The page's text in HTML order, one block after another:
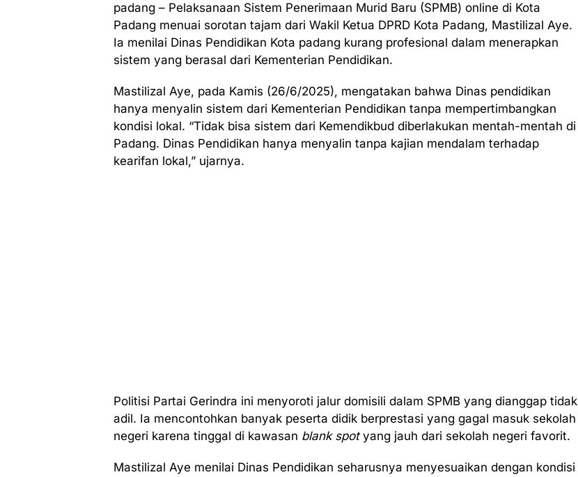
padang – Pelaksanaan Sistem Penerimaan Murid Baru (SPMB) online di Kota
Padang menuai sorotan tajam dari Wakil Ketua DPRD Kota Padang, Mastilizal Aye.
Ia menilai Dinas Pendidikan Kota padang kurang profesional dalam menerapkan
sistem yang berasal dari Kementerian Pendidikan.
Mastilizal Aye, pada Kamis (26/6/2025), mengatakan bahwa Dinas pendidikan
hanya menyalin sistem dari Kementerian Pendidikan tanpa mempertimbangkan
kondisi lokal. “Tidak bisa sistem dari Kemendikbud diberlakukan mentah-mentah di
Padang. Dinas Pendidikan hanya menyalin tanpa kajian mendalam terhadap
kearifan lokal,” ujarnya.
Politisi Partai Gerindra ini menyoroti jalur domisili dalam SPMB yang dianggap tidak
adil. Ia mencontohkan banyak peserta didik berprestasi yang gagal masuk sekolah
negeri karena tinggal di kawasan blank spotyang jauh dari sekolah negeri favorit.
Mastilizal Aye menilai Dinas Pendidikan seharusnya menyesuaikan dengan kondisi